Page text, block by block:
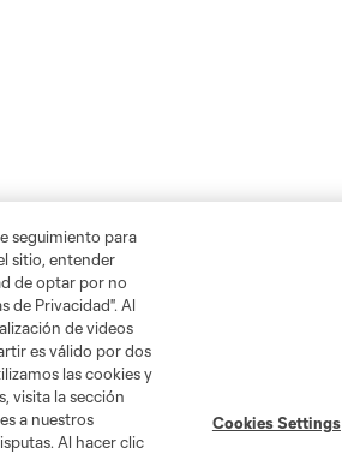
seguimiento para
sitio, entender
de optar por no
de Privacidad". Al
de videos
es válido por dos
las cookies y
visita la sección
a nuestros
Al hacer clic
Cookies Settings